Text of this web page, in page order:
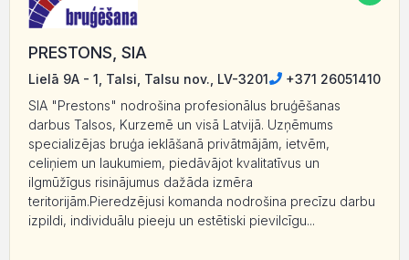
PRESTONS, SIA
Lielā 9A - 1, Talsi, Talsu nov., LV-3201
+371 26051410
SIA "Prestons" nodrošina profesionālus bruģēšanas
darbus Talsos, Kurzemē un visā Latvijā. Uzņēmums
specializējas bruģa ieklāšanā privātmājām, ietvēm,
celiņiem un laukumiem, piedāvājot kvalitatīvus un
ilgmūžīgus risinājumus dažāda izmēra
teritorijām.Pieredzējusi komanda nodrošina precīzu darbu
izpildi, individuālu pieeju un estētiski pievilcīgu...